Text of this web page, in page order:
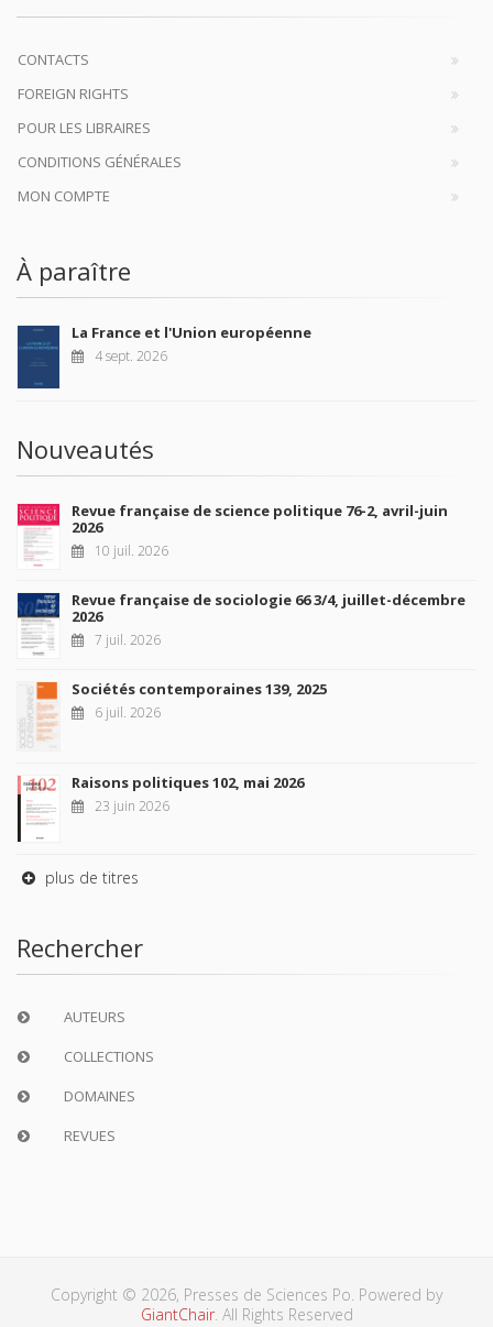
CONTACTS
FOREIGN RIGHTS
POUR LES LIBRAIRES
CONDITIONS GÉNÉRALES
MON COMPTE
À paraître
La France et l'Union européenne
4 sept. 2026
Nouveautés
Revue française de science politique 76-2, avril-juin
2026
10 juil. 2026
Revue française de sociologie 66 3/4, juillet-décembre
2026
7 juil. 2026
Sociétés contemporaines 139, 2025
6 juil. 2026
Raisons politiques 102, mai 2026
23 juin 2026
plus de titres
Rechercher
AUTEURS
COLLECTIONS
DOMAINES
REVUES
Copyright © 2026, Presses de Sciences Po. Powered by
GiantChair. All Rights Reserved